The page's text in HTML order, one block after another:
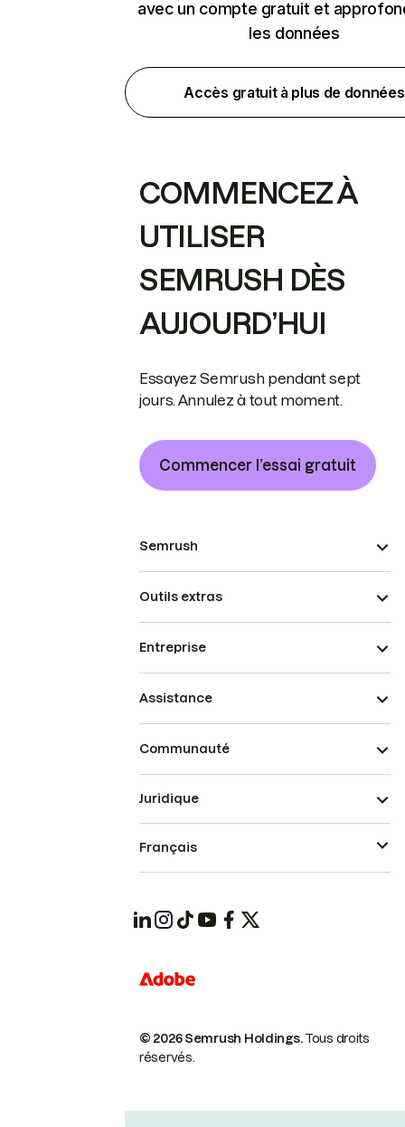
avec un compte gratuit et
les données
Accès gratuit à plus de données
COMMENCEZ À
UTILISER
SEMRUSH DÈS
AUJOURD’HUI
Essayez Semrush pendant sept
jours. Annulez à tout moment.
Commencer l’essai gratuit
Semrush
Outils extras
Entreprise
Assistance
Communauté
© 2026 Semrush Holdings.Tous droits
réservés.
Juridique
Français